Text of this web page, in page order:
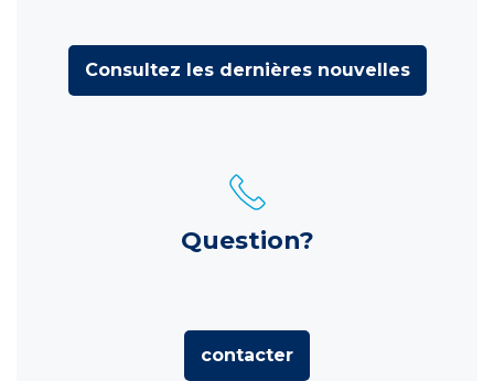
Consultez les dernières nouvelles
Question?
contacter